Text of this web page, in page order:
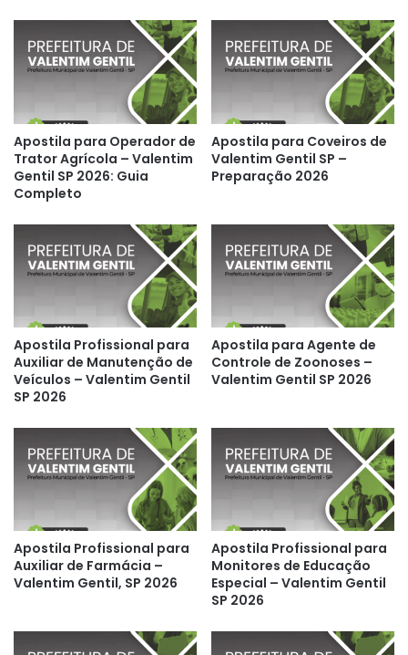
Apostila para Operador de
Trator Agrícola – Valentim
Gentil SP 2026: Guia
Completo
Apostila para Coveiros de
Valentim Gentil SP –
Preparação 2026
Apostila Profissional para
Auxiliar de Manutenção de
Veículos – Valentim Gentil
SP 2026
Apostila para Agente de
Controle de Zoonoses –
Valentim Gentil SP 2026
Apostila Profissional para
Auxiliar de Farmácia –
Valentim Gentil, SP 2026
Apostila Profissional para
Monitores de Educação
Especial – Valentim Gentil
SP 2026